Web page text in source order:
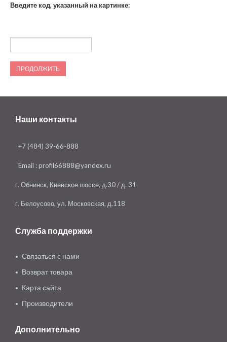
Введите код, указанный на картинке:
ПРОДОЛЖИТЬ
Наши контакты
+7 (484) 39-66-888
Email :profil66888@yandex.ru
г. Обнинск, Киевское шоссе, д.30 / д. 31
г. Белоусово, ул. Московская, д.118
Служба поддержки
Связаться с нами
Возврат товара
Карта сайта
Производители
Дополнительно